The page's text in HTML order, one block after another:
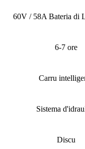
60V / 58A Bateria di
6-7 ore
Carru
Sistema
Discu